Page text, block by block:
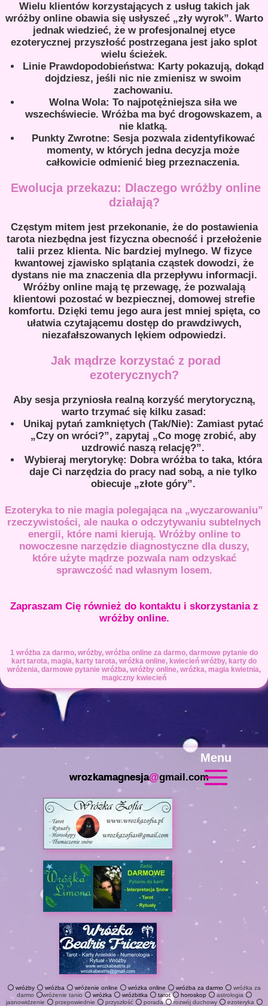
Wielu klientów korzystających z usług takich jak
wróżby online obawia się usłyszeć „zły wyrok”. Warto
jednak wiedzieć, że w profesjonalnej etyce
ezoterycznej przyszłość postrzegana jest jako splot
wielu ścieżek.
Linie Prawdopodobieństwa: Karty pokazują, dokąd
dojdziesz, jeśli nic nie zmienisz w swoim
zachowaniu.
Wolna Wola: To najpotężniejsza siła we
wszechświecie. Wróżba ma być drogowskazem, a
nie klatką.
Punkty Zwrotne: Sesja pozwala zidentyfikować
momenty, w których jedna decyzja może
całkowicie odmienić bieg przeznaczenia.
Ewolucja przekazu: Dlaczego wróżby online
działają?
Częstym mitem jest przekonanie, że do postawienia
tarota niezbędna jest fizyczna obecność i przełożenie
talii przez klienta. Nic bardziej mylnego. W fizyce
kwantowej zjawisko splątania cząstek dowodzi, że
dystans nie ma znaczenia dla przepływu informacji.
Wróżby online mają tę przewagę, że pozwalają
klientowi pozostać w bezpiecznej, domowej strefie
komfortu. Dzięki temu jego aura jest mniej spięta, co
ułatwia czytającemu dostęp do prawdziwych,
niezafałszowanych lękiem odpowiedzi.
Jak mądrze korzystać z porad
ezoterycznych?
Aby sesja przyniosła realną korzyść merytoryczną,
warto trzymać się kilku zasad:
Unikaj pytań zamkniętych (Tak/Nie): Zamiast pytać
„Czy on wróci?”, zapytaj „Co mogę zrobić, aby
uzdrowić naszą relację?”.
Wybieraj merytorykę: Dobra wróżba to taka, która
daje Ci narzędzia do pracy nad sobą, a nie tylko
obiecuje „złote góry”.
Ezoteryka to nie magia polegająca na „wyczarowaniu”
rzeczywistości, ale nauka o odczytywaniu subtelnych
energii, które nami kierują. Wróżby online to
nowoczesne narzędzie diagnostyczne dla duszy,
które użyte mądrze pozwala nam odzyskać
sprawczość nad własnym losem.
Zapraszam Cię również do kontaktu i skorzystania z
wróżby online.
1 wróżba za darmo, wróżby, wróżba online za darmo, darmowe pytanie do
kart tarota, magia, karty tarota, wróżka online, kwiecień wróżby, karty do
wróżenia, darmowe pytanie wróżba, wróżby online, wróżka, magia kwietnia,
magiczny kwiecień
Menu
⭕ wróżby ⭕ wróżba ⭕ wróżenie online ⭕ wróżka online ⭕ wróżba za darmo ⭕ wróżka za
darmo ⭕wróżenie tanio ⭕ wróżka ⭕ wróżbitka ⭕ tarot ⭕horoskop ⭕ astrologia ⭕
jasnowidzenie ⭕ przepowiednie ⭕ przyszłość ⭕ porada ⭕ rozwój duchowy ⭕ ezoteryka ⭕
wrozkamagnesja@gmail.com